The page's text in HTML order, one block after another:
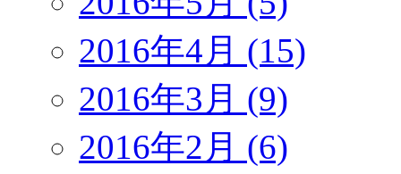
2016年4月 (15)
2016年3月 (9)
2016年2月 (6)